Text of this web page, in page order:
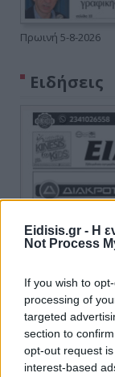
Eidisis.gr - Η
Not Process
If you wish to
processing of
targeted
section to
opt-out request
interest-based
Πρωινή 5-8-2026
Ειδήσεις